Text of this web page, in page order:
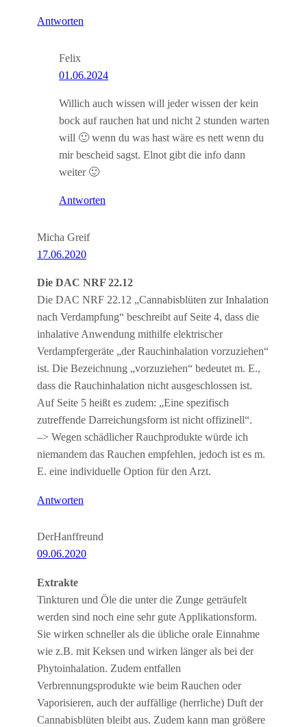
Antworten
Felix
01.06.2024
Willich auch wissen will jeder wissen der kein
bock auf rauchen hat und nicht 2 stunden warten
will 🙂 wenn du was hast wäre es nett wenn du
mir bescheid sagst. Elnot gibt die info dann
weiter 🙂
Antworten
Micha Greif
17.06.2020
Die DAC NRF 22.12
Die DAC NRF 22.12 „Cannabisblüten zur Inhalation
nach Verdampfung“ beschreibt auf Seite 4, dass die
inhalative Anwendung mithilfe elektrischer
Verdampfergeräte „der Rauchinhalation vorzuziehen“
ist. Die Bezeichnung „vorzuziehen“ bedeutet m. E.,
dass die Rauchinhalation nicht ausgeschlossen ist.
Auf Seite 5 heißt es zudem: „Eine spezifisch
zutreffende Darreichungsform ist nicht offizinell“.
–> Wegen schädlicher Rauchprodukte würde ich
niemandem das Rauchen empfehlen, jedoch ist es m.
E. eine individuelle Option für den Arzt.
Antworten
DerHanffreund
09.06.2020
Extrakte
Tinkturen und Öle die unter die Zunge geträufelt
werden sind noch eine sehr gute Applikationsform.
Sie wirken schneller als die übliche orale Einnahme
wie z.B. mit Keksen und wirken länger als bei der
Phytoinhalation. Zudem entfallen
Verbrennungsprodukte wie beim Rauchen oder
Vaporisieren, auch der auffällige (herrliche) Duft der
Cannabisblüten bleibt aus. Zudem kann man größere